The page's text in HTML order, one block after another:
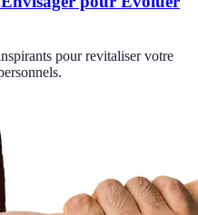
pour revitaliser votre